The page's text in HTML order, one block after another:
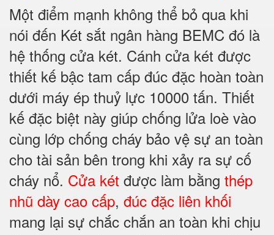
Một điểm mạnh không thể bỏ qua khi
nói đến Két sắt ngân hàng BEMC đó là
hệ thống cửa két. Cánh cửa két được
thiết kế bậc tam cấp đúc đặc hoàn toàn
dưới máy ép thuỷ lực 10000 tấn. Thiết
kế đặc biệt này giúp chống lửa loè vào
cùng lớp chống cháy bảo vệ sự an toàn
cho tài sản bên trong khi xảy ra sự cố
cháy nổ. Cửa két được làm bằng thép
nhũ dày cao cấp, đúc đặc liên khối
mang lại sự chắc chắn an toàn khi chịu